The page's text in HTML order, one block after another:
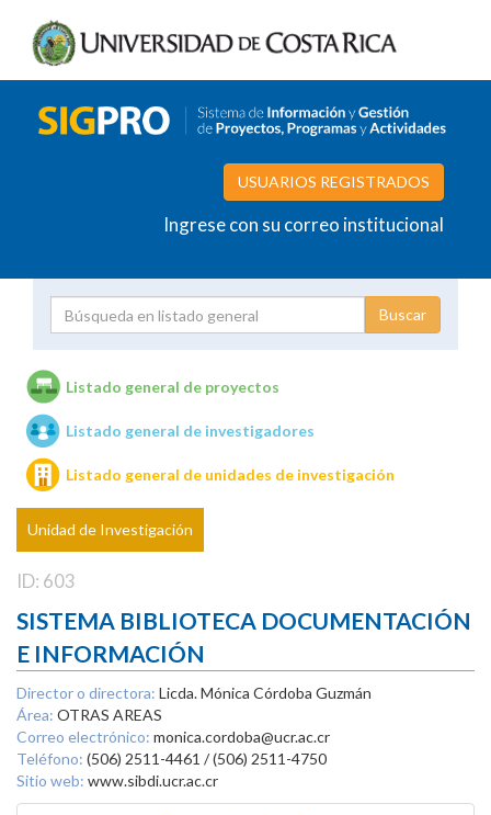
USUARIOS REGISTRADOS
Ingrese con su correo institucional
Unidades de investigación
Listado general de proyectos
Listado general de investigadores
Listado general de unidades de investigación
Unidad de Investigación
ID: 603
SISTEMA BIBLIOTECA DOCUMENTACIÓN
E INFORMACIÓN
Director o directora: Licda. Mónica Córdoba Guzmán
Área: OTRAS AREAS
Correo electrónico: monica.cordoba@ucr.ac.cr
Teléfono: (506) 2511-4461 / (506) 2511-4750
Sitio web: www.sibdi.ucr.ac.cr